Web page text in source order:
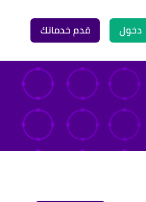
دخول قدم خدماتك